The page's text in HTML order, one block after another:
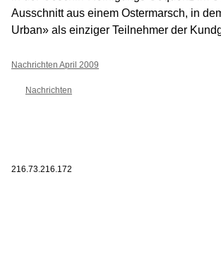
Ausschnitt aus einem Ostermarsch, in
Urban» als einziger Teilnehmer der
Nachrichten April 2009
Nachrichten
216.73.216.172